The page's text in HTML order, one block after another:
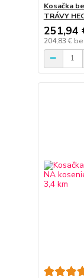
Kosačka
TRÁVY
251,94
204,83 €